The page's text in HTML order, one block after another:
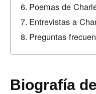
Poemas de
Entrevistas a
Preguntas
Biografía